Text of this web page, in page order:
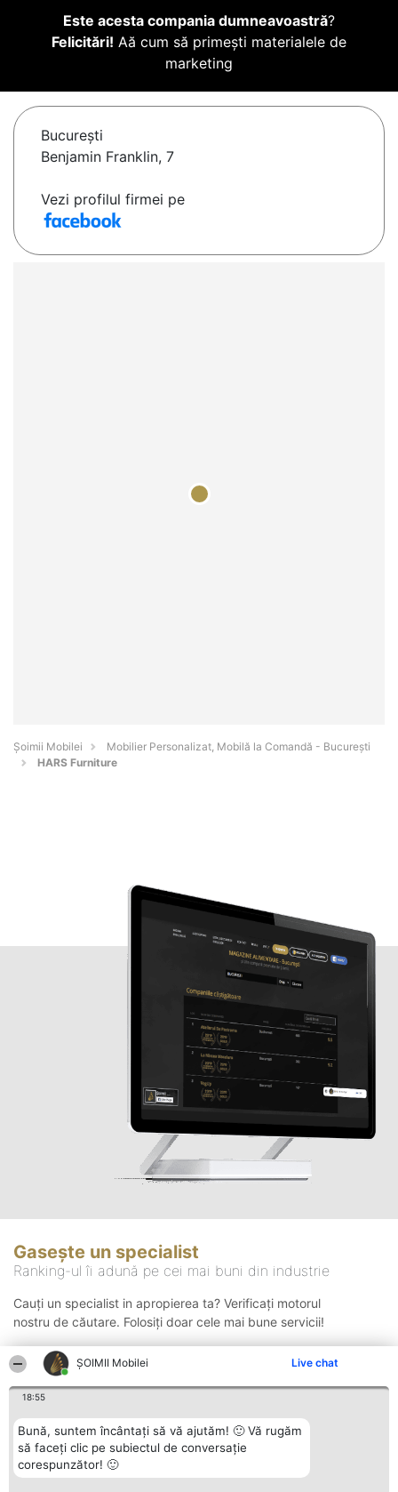
ȘOIMII Mobilei Live chat
18:55
Bună, suntem încântați să vă ajutăm! 🙂 Vă rugăm
să faceți clic pe subiectul de conversație
corespunzător! 🙂
Este acesta compania dumneavoastră?
Felicitări! Aă cum să primești materialele de
marketing
Bucureşti
Benjamin Franklin, 7
Vezi profilul firmei pe
Șoimii Mobilei
Mobilier Personalizat, Mobilă la Comandă - Bucureşti
HARS Furniture
Gasește un specialist
Ranking-ul îi adună pe cei mai buni din industrie
Cauți un specialist in apropierea ta? Verificați motorul
nostru de căutare. Folosiți doar cele mai bune servicii!